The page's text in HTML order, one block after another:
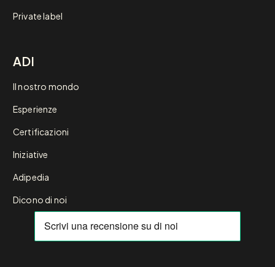
Private label
ADI
Il nostro mondo
Esperienze
Certificazioni
Iniziative
Adipedia
Dicono di noi